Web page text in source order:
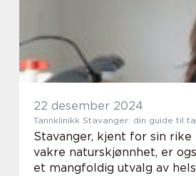
22 desember 2024
Tannklinikk Stavanger: din guide til
Stavanger, kjent for sin rike
vakre naturskjønnhet, er
et mangfoldig utvalg av